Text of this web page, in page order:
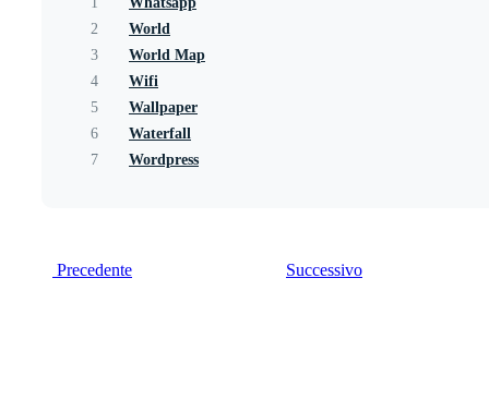
2
World
3
World Map
4
Wifi
5
Wallpaper
6
Waterfall
7
Wordpress
Precedente Successivo